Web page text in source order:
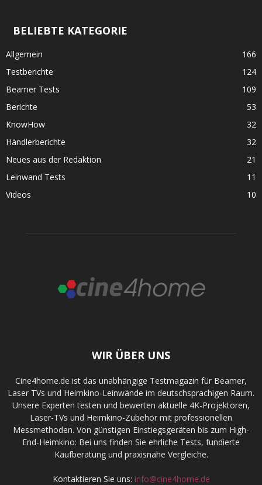
BELIEBTE KATEGORIE
Allgemein
166
Testberichte
124
Beamer Tests
109
Berichte
53
KnowHow
32
Händlerberichte
32
Neues aus der Redaktion
21
Leinwand Tests
11
Videos
10
WIR ÜBER UNS
Cine4home.de ist das unabhängige Testmagazin für Beamer,
Laser TVs und Heimkino-Leinwände im deutschsprachigen Raum.
Unsere Experten testen und bewerten aktuelle 4K-Projektoren,
Laser-TVs und Heimkino-Zubehör mit professionellen
Messmethoden. Von günstigen Einstiegsgeräten bis zum High-
End-Heimkino: Bei uns finden Sie ehrliche Tests, fundierte
Kaufberatung und praxisnahe Vergleiche.
Kontaktieren Sie uns: info@cine4home.de